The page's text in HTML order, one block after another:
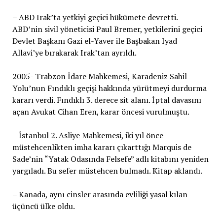
– ABD Irak’ta yetkiyi geçici hükümete devretti.
ABD’nin sivil yöneticisi Paul Bremer, yetkilerini geçici
Devlet Başkanı Gazi el-Yaver ile Başbakan Iyad
Allavi’ye bırakarak Irak’tan ayrıldı.
2005- Trabzon İdare Mahkemesi, Karadeniz Sahil
Yolu’nun Fındıklı geçişi hakkında yürütmeyi durdurma
kararı verdi. Fındıklı 3. derece sit alanı. İptal davasını
açan Avukat Cihan Eren, karar öncesi vurulmuştu.
– İstanbul 2. Asliye Mahkemesi, iki yıl önce
müstehcenlikten imha kararı çıkarttığı Marquis de
Sade’nin “Yatak Odasında Felsefe” adlı kitabını yeniden
yargıladı. Bu sefer müstehcen bulmadı. Kitap aklandı.
– Kanada, aynı cinsler arasında evliliği yasal kılan
üçüncü ülke oldu.